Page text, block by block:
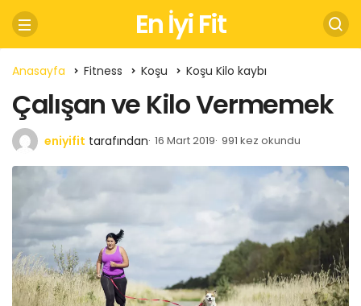
En İyi Fit
Anasayfa Fitness Koşu Koşu Kilo kaybı
Çalışan ve Kilo Vermemek
eniyifit tarafından 16 Mart 2019 991 kez okundu